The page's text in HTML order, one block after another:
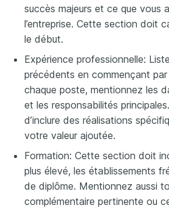
succès majeurs et ce que vous
l’entreprise. Cette section doit
le début.
Expérience professionnelle:
précédents en commençant
chaque poste, mentionnez les
et les responsabilités
d’inclure des réalisations
votre valeur ajoutée.
Formation: Cette section doit
plus élevé, les établissements
de diplôme. Mentionnez aussi
complémentaire pertinente ou